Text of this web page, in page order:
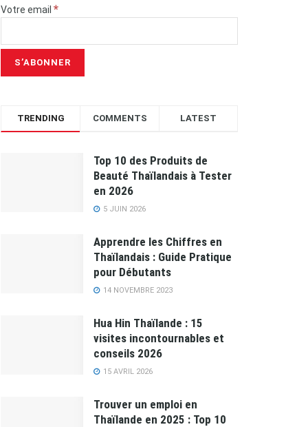
Votre email *
TRENDING COMMENTS LATEST
Top 10 des Produits de
Beauté Thaïlandais à Tester
en 2026
5 JUIN 2026
Apprendre les Chiffres en
Thaïlandais : Guide Pratique
pour Débutants
14 NOVEMBRE 2023
Hua Hin Thaïlande : 15
visites incontournables et
conseils 2026
15 AVRIL 2026
Trouver un emploi en
Thaïlande en 2025 : Top 10